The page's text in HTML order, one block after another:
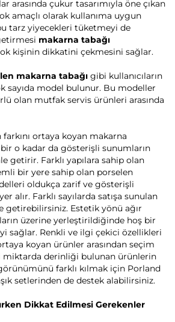
arasında çukur tasarımıyla öne çıkan
amaçlı olarak kullanıma uygun
bu tarz yiyecekleri tüketmeyi de
makarna tabağı
kişinin dikkatini çekmesini sağlar.
makarna tabağı gibi kullanıcıların
sayıda model bulunur. Bu modeller
olan mutfak servis ürünleri arasında
farkını ortaya koyan makarna
o kadar da gösterişli sunumların
getirir. Farklı yapılara sahip olan
bir yere sahip olan porselen
oldukça zarif ve gösterişli
alır. Farklı sayılarda satışa sunulan
getirebilirsiniz. Estetik yönü ağır
üzerine yerleştirildiğinde hoş bir
sağlar. Renkli ve ilgi çekici özellikleri
koyan ürünler arasından seçim
miktarda derinliği bulunan ürünlerin
farklı kılmak için Porland
setlerinden de destek alabilirsiniz.
Dikkat Edilmesi Gerekenler